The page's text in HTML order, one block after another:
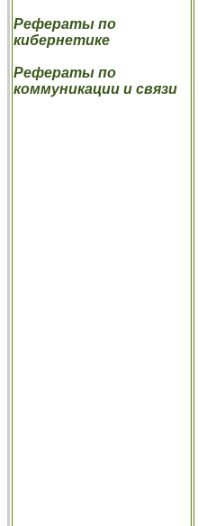
Рефераты по
кибернетике
Рефераты по
коммуникации и связи